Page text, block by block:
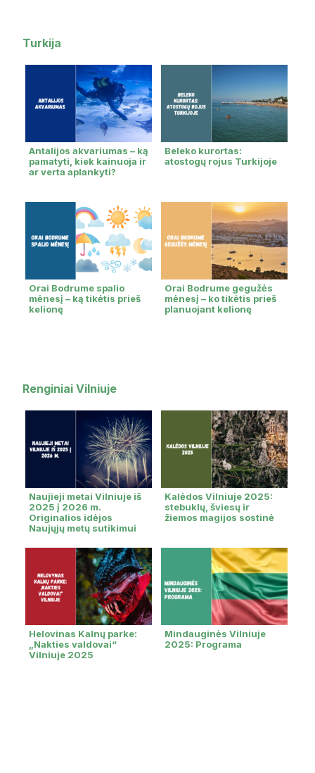
Turkija
Antalijos akvariumas – ką
pamatyti, kiek kainuoja ir
ar verta aplankyti?
Beleko kurortas:
atostogų rojus Turkijoje
Orai Bodrume spalio
mėnesį – ką tikėtis prieš
kelionę
Orai Bodrume gegužės
mėnesį – ko tikėtis prieš
planuojant kelionę
Renginiai Vilniuje
Naujieji metai Vilniuje iš
2025 į 2026 m.
Originalios idėjos
Naujųjų metų sutikimui
Kalėdos Vilniuje 2025:
stebuklų, šviesų ir
žiemos magijos sostinė
Helovinas Kalnų parke:
„Nakties valdovai“
Vilniuje 2025
Mindauginės Vilniuje
2025: Programa